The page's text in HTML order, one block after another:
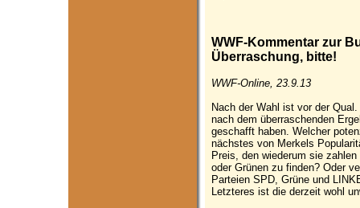
WWF-Kommentar zur
Überraschung, bitte!
WWF-Online, 23.9.13
Nach der Wahl ist vor der
nach dem überraschenden
geschafft haben. Welcher
nächstes von Merkels
Preis, den wiederum sie
oder Grünen zu finden? Oder
Parteien SPD, Grüne und
Letzteres ist die derzeit wohl